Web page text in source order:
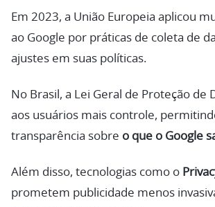
Em 2023, a União Europeia aplicou
ao Google por práticas de coleta de
ajustes em suas políticas.
No Brasil, a Lei Geral de Proteção de
aos usuários mais controle,
transparência sobre o que o Google
Além disso, tecnologias como o
prometem publicidade menos